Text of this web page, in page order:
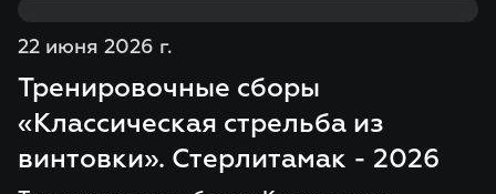
22 июня 2026 г.
Тренировочные сборы
«Классическая стрельба из
винтовки». Стерлитамак - 2026